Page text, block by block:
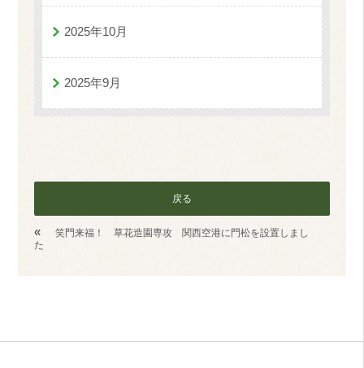
2025年10月
2025年9月
戻る
«
笑門来福！ 草花造園専攻 関西空港に門松を設置しまし
た